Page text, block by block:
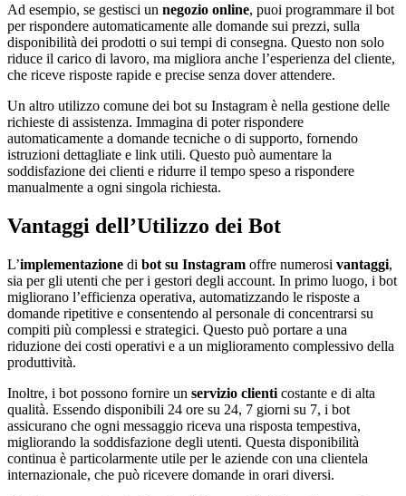
Ad esempio, se gestisci un negozio online, puoi programmare il bot
per rispondere automaticamente alle domande sui prezzi, sulla
disponibilità dei prodotti o sui tempi di consegna. Questo non solo
riduce il carico di lavoro, ma migliora anche l’esperienza del cliente,
che riceve risposte rapide e precise senza dover attendere.
Un altro utilizzo comune dei bot su Instagram è nella gestione delle
richieste di assistenza. Immagina di poter rispondere
automaticamente a domande tecniche o di supporto, fornendo
istruzioni dettagliate e link utili. Questo può aumentare la
soddisfazione dei clienti e ridurre il tempo speso a rispondere
manualmente a ogni singola richiesta.
Vantaggi dell’Utilizzo dei Bot
L’implementazione di bot su Instagram offre numerosi vantaggi,
sia per gli utenti che per i gestori degli account. In primo luogo, i bot
migliorano l’efficienza operativa, automatizzando le risposte a
domande ripetitive e consentendo al personale di concentrarsi su
compiti più complessi e strategici. Questo può portare a una
riduzione dei costi operativi e a un miglioramento complessivo della
produttività.
Inoltre, i bot possono fornire un servizio clienti costante e di alta
qualità. Essendo disponibili 24 ore su 24, 7 giorni su 7, i bot
assicurano che ogni messaggio riceva una risposta tempestiva,
migliorando la soddisfazione degli utenti. Questa disponibilità
continua è particolarmente utile per le aziende con una clientela
internazionale, che può ricevere domande in orari diversi.